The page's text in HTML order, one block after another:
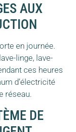
AUX
en journée.
linge, lave-
ces heures
d’électricité
réseau.
DE